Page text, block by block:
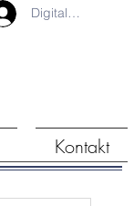
Digitaler Lernraum
Kontakt